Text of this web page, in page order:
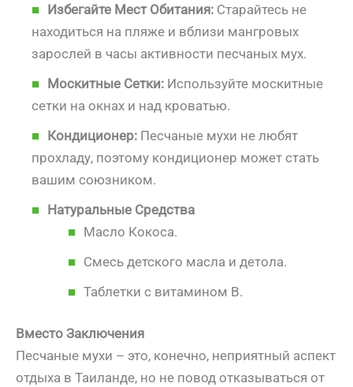
Избегайте Мест Обитания: Старайтесь не
находиться на пляже и вблизи мангровых
зарослей в часы активности песчаных мух.
Москитные Сетки: Используйте москитные
сетки на окнах и над кроватью.
Кондиционер: Песчаные мухи не любят
прохладу, поэтому кондиционер может стать
вашим союзником.
Натуральные Средства
Масло Кокоса.
Смесь детского масла и детола.
Таблетки с витамином B.
Вместо Заключения
Песчаные мухи – это, конечно, неприятный аспект
отдыха в Таиланде, но не повод отказываться от